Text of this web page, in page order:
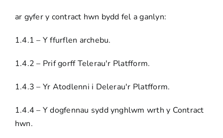
ar gyfer y contract hwn bydd fel a ganlyn:
1.4.1 – Y ffurflen archebu.
1.4.2 – Prif gorff Telerau'r Platfform.
1.4.3 – Yr Atodlenni i Delerau'r Platfform.
1.4.4 – Y dogfennau sydd ynghlwm wrth y Contract
hwn.